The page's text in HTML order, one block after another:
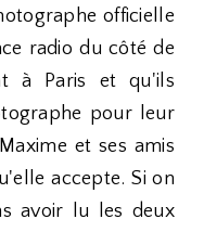
officielle
radio du côté de
à Paris et qu'ils
pour leur
et ses amis
accepte. Si on
avoir lu les deux